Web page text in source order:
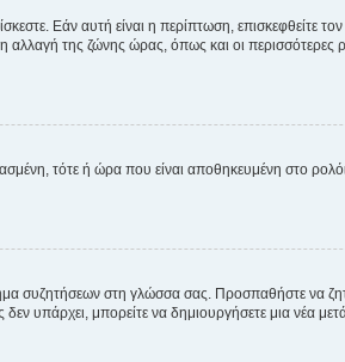
Εάν αυτή είναι η περίπτωση, επισκεφθείτε
της ζώνης ώρας, όπως και οι
τότε ή ώρα που είναι αποθηκευμένη στο
συζητήσεων στη γλώσσα σας. Προσπαθήστε να
υπάρχει, μπορείτε να δημιουργήσετε μια νέα